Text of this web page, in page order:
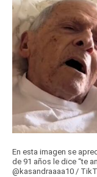
En esta imagen se
de 91 años le dice “te
@kasandraaaa10 /